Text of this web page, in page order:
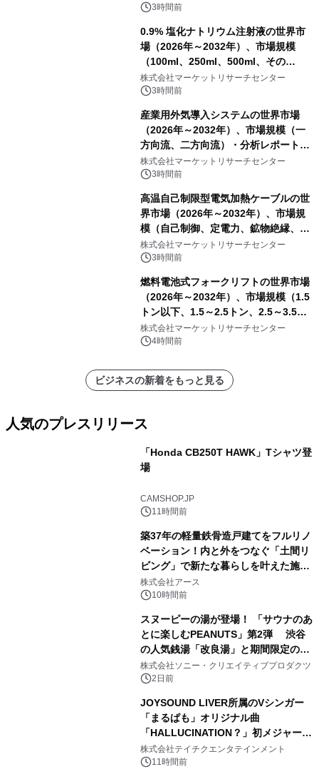
3時間前
0.9% 塩化ナトリウム注射液の世界市
場（2026年～2032年）、市場規模
（100ml、250ml、500ml、その
他）・分析レポートを発表
株式会社マーケットリサーチセンター
3時間前
産業用外気導入システムの世界市場
（2026年～2032年）、市場規模（一
方向流、二方向流）・分析レポートを
発表
株式会社マーケットリサーチセンター
3時間前
高温自己制限型電気加熱ケーブルの世
界市場（2026年～2032年）、市場規
模（自己制御、定電力、鉱物絶縁、表
皮効果）・分析レポートを発表
株式会社マーケットリサーチセンター
3時間前
燃料電池式フォークリフトの世界市場
（2026年～2032年）、市場規模（1.5
トン以下、1.5～2.5トン、2.5～3.5ト
ン、3.5～5.0トン、その他）・分析レ
ポートを発表
株式会社マーケットリサーチセンター
4時間前
ビジネスの新着をもっと見る
人気のプレスリリース
「Honda CB250T HAWK」Tシャツ登
場
CAMSHOP.JP
11時間前
築37年の軽量鉄骨造戸建てをフルリノ
ベーション！内と外をつなぐ「土間リ
ビング」で新たな暮らしを叶えた施工
事例を株式会社アースが公開
株式会社アース
10時間前
スヌーピーの湯が登場！ 「サウナのあ
とに楽しむPEANUTS」第2弾 渋谷
の人気銭湯「改良湯」と期間限定のコ
ラボレーション サウナイキタイコラ
ボグッズも発売決定！
株式会社ソニー・クリエイティブプロダクツ
2日前
JOYSOUND LIVER所属のVシンガー
「まるぱも」オリジナル曲
「HALLUCINATION？」初メジャー配
信リリース決定！
株式会社テイチクエンタテインメント
11時間前